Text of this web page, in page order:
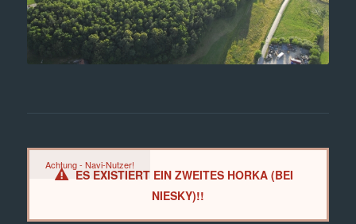
Achtung - Navi-Nutzer!
ES EXISTIERT EIN ZWEITES HORKA (BEI
NIESKY)!!